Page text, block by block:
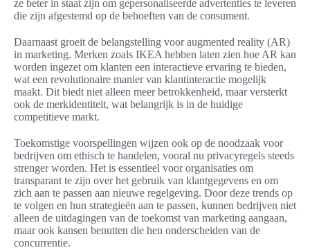
ze beter in staat zijn om gepersonaliseerde advertenties te leveren
die zijn afgestemd op de behoeften van de consument.
Daarnaast groeit de belangstelling voor augmented reality (AR)
in marketing. Merken zoals IKEA hebben laten zien hoe AR kan
worden ingezet om klanten een interactieve ervaring te bieden,
wat een revolutionaire manier van klantinteractie mogelijk
maakt. Dit biedt niet alleen meer betrokkenheid, maar versterkt
ook de merkidentiteit, wat belangrijk is in de huidige
competitieve markt.
Toekomstige voorspellingen wijzen ook op de noodzaak voor
bedrijven om ethisch te handelen, vooral nu privacyregels steeds
strenger worden. Het is essentieel voor organisaties om
transparant te zijn over het gebruik van klantgegevens en om
zich aan te passen aan nieuwe regelgeving. Door deze trends op
te volgen en hun strategieën aan te passen, kunnen bedrijven niet
alleen de uitdagingen van de toekomst van marketing aangaan,
maar ook kansen benutten die hen onderscheiden van de
concurrentie.